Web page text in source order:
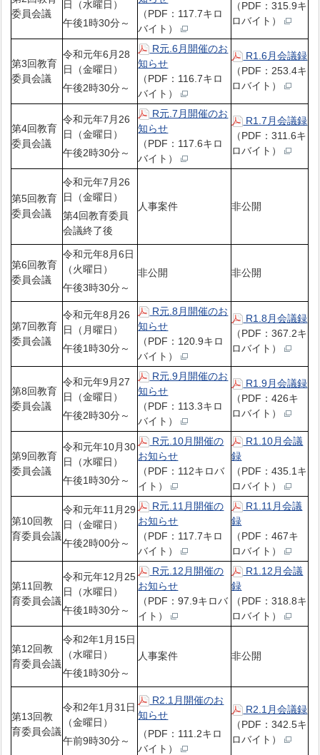
委員会議
日（水曜日）
午後1時30分～
（PDF：117.7キロ
バイト）
（PDF：315.9キ
ロバイト）
第3回教育
委員会議
令和元年6月28
日（金曜日）
午後2時30分～
R元.6月開催のお
知らせ
（PDF：116.7キロ
バイト）
R1.6月会議録
（PDF：253.4キ
ロバイト）
第4回教育
委員会議
令和元年7月26
日（金曜日）
午後2時30分～
R元.7月開催のお
知らせ
（PDF：117.6キロ
バイト）
R1.7月会議録
（PDF：311.6キ
ロバイト）
第5回教育
委員会議
令和元年7月26
日（金曜日）
第4回教育委員
会議終了後
人事案件 非公開
第6回教育
委員会議
令和元年8月6日
（火曜日）
午後3時30分～
非公開 非公開
第7回教育
委員会議
令和元年8月26
日（月曜日）
午後1時30分～
R元.8月開催のお
知らせ
（PDF：120.9キロ
バイト）
R1.8月会議録
（PDF：367.2キ
ロバイト）
第8回教育
委員会議
令和元年9月27
日（金曜日）
午後2時30分～
R元.9月開催のお
知らせ
（PDF：113.3キロ
バイト）
R1.9月会議録
（PDF：426キ
ロバイト）
第9回教育
委員会議
令和元年10月30
日（水曜日）
午後1時30分～
R元.10月開催の
お知らせ
（PDF：112キロバ
イト）
R1.10月会議
録
（PDF：435.1キ
ロバイト）
第10回教
育委員会議
令和元年11月29
日（金曜日）
午後2時00分～
R元.11月開催の
お知らせ
（PDF：117.7キロ
バイト）
R1.11月会議
録
（PDF：467キ
ロバイト）
第11回教
育委員会議
令和元年12月25
日（水曜日）
午後1時30分～
R元.12月開催の
お知らせ
（PDF：97.9キロバ
イト）
R1.12月会議
録
（PDF：318.8キ
ロバイト）
第12回教
育委員会議
令和2年1月15日
（水曜日）
午後1時30分～
人事案件 非公開
第13回教
育委員会議
令和2年1月31日
（金曜日）
午前9時30分～
R2.1月開催のお
知らせ
（PDF：111.2キロ
バイト）
R2.1月会議録
（PDF：342.5キ
ロバイト）